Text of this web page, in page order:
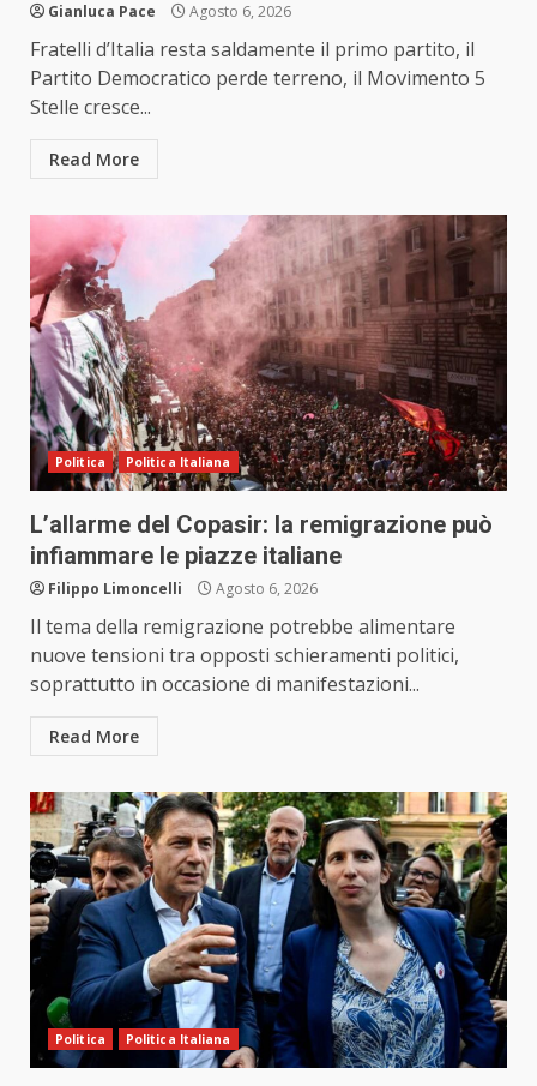
Gianluca Pace Agosto 6, 2026
Fratelli d’Italia resta saldamente il primo partito, il
Partito Democratico perde terreno, il Movimento 5
Stelle cresce...
Read More
Politica Politica Italiana
L’allarme del Copasir: la remigrazione può
infiammare le piazze italiane
Filippo Limoncelli Agosto 6, 2026
Il tema della remigrazione potrebbe alimentare
nuove tensioni tra opposti schieramenti politici,
soprattutto in occasione di manifestazioni...
Read More
Politica Politica Italiana